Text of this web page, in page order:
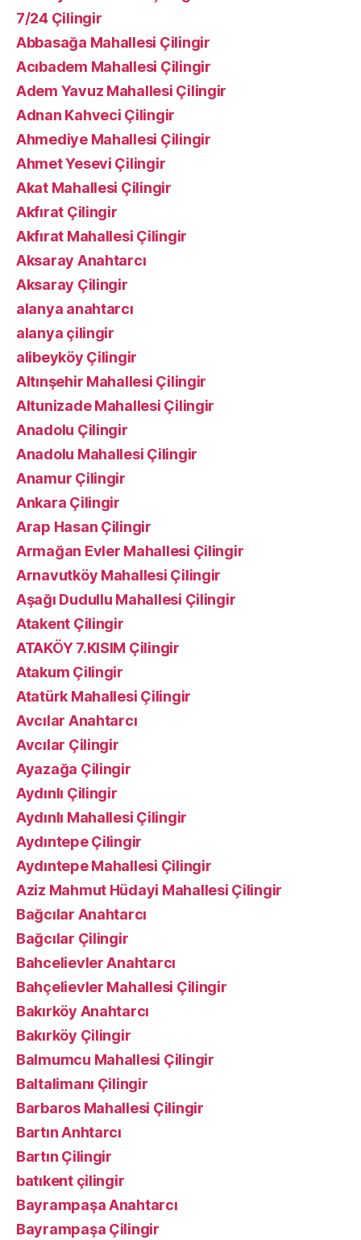
7/24 Çilingir
Abbasağa Mahallesi Çilingir
Acıbadem Mahallesi Çilingir
Adem Yavuz Mahallesi Çilingir
Adnan Kahveci Çilingir
Ahmediye Mahallesi Çilingir
Ahmet Yesevi Çilingir
Akat Mahallesi Çilingir
Akfırat Çilingir
Akfırat Mahallesi Çilingir
Aksaray Anahtarcı
Aksaray Çilingir
alanya anahtarcı
alanya çilingir
alibeyköy Çilingir
Altınşehir Mahallesi Çilingir
Altunizade Mahallesi Çilingir
Anadolu Çilingir
Anadolu Mahallesi Çilingir
Anamur Çilingir
Ankara Çilingir
Arap Hasan Çilingir
Armağan Evler Mahallesi Çilingir
Arnavutköy Mahallesi Çilingir
Aşağı Dudullu Mahallesi Çilingir
Atakent Çilingir
ATAKÖY 7.KISIM Çilingir
Atakum Çilingir
Atatürk Mahallesi Çilingir
Avcılar Anahtarcı
Avcılar Çilingir
Ayazağa Çilingir
Aydınlı Çilingir
Aydınlı Mahallesi Çilingir
Aydıntepe Çilingir
Aydıntepe Mahallesi Çilingir
Aziz Mahmut Hüdayi Mahallesi Çilingir
Bağcılar Anahtarcı
Bağcılar Çilingir
Bahcelievler Anahtarcı
Bahçelievler Mahallesi Çilingir
Bakırköy Anahtarcı
Bakırköy Çilingir
Balmumcu Mahallesi Çilingir
Baltalimanı Çilingir
Barbaros Mahallesi Çilingir
Bartın Anhtarcı
Bartın Çilingir
batıkent çilingir
Bayrampaşa Anahtarcı
Bayrampaşa Çilingir